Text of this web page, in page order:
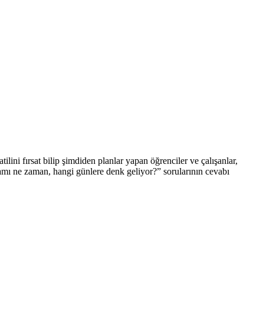
fırsat bilip şimdiden planlar yapan öğrenciler ve çalışanlar,
zaman, hangi günlere denk geliyor?” sorularının cevabı